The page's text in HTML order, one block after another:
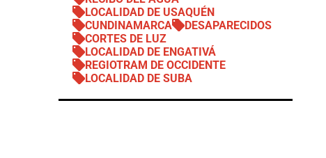
LOCALIDAD DE USAQUÉN
CUNDINAMARCA
DESAPARECIDOS
CORTES DE LUZ
LOCALIDAD DE ENGATIVÁ
REGIOTRAM DE OCCIDENTE
LOCALIDAD DE SUBA